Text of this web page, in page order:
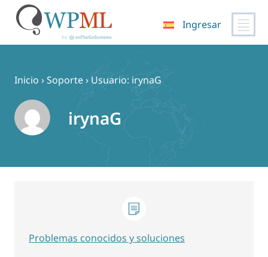
contenido
Ingresar
Inicio ›Soporte› Usuario: irynaG
irynaG
Problemas conocidos y soluciones